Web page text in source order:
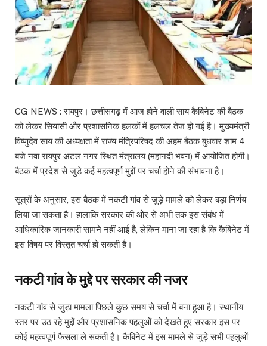
CG NEWS : रायपुर। छत्तीसगढ़ में आज होने वाली साय कैबिनेट की बैठक
को लेकर सियासी और प्रशासनिक हलकों में हलचल तेज हो गई है। मुख्यमंत्री
विष्णुदेव सायकी अध्यक्षता में राज्य मंत्रिपरिषद की अहम बैठक बुधवार शाम 4
बजे नवा रायपुर अटल नगर स्थित मंत्रालय (महानदी भवन) में आयोजित होगी।
बैठक में प्रदेश से जुड़े कई महत्वपूर्ण मुद्दों पर चर्चा होने की संभावना है।
सूत्रों के अनुसार, इस बैठक में नकटी गांव से जुड़े मामले को लेकर बड़ा निर्णय
लिया जा सकता है। हालांकि सरकार की ओर से अभी तक इस संबंध में
आधिकारिक जानकारी सामने नहीं आई है, लेकिन माना जा रहा है कि कैबिनेट में
इस विषय पर विस्तृत चर्चा हो सकती है।
नकटी गांव के मुद्दे पर सरकार की नजर
नकटी गांव से जुड़ा मामला पिछले कुछ समय से चर्चा में बना हुआ है। स्थानीय
स्तर पर उठ रहे मुद्दों और प्रशासनिक पहलुओं को देखते हुए सरकार इस पर
कोई महत्वपूर्ण फैसला ले सकती है। कैबिनेट में इस मामले से जुड़े सभी पहलुओं